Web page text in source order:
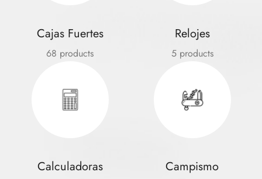
Cajas Fuertes
68 products
Relojes
5 products
Calculadoras Campismo